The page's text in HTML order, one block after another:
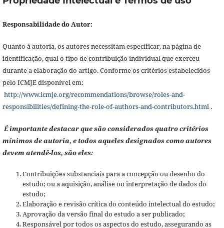
Responsabilidade do Autor:
Quanto à autoria, os autores necessitam especificar, na página de
identificação, qual o tipo de contribuição individual que exerceu
durante a elaboração do artigo. Conforme os critérios estabelecidos
pelo ICMJE disponível em:
http://www.icmje.org/recommendations/browse/roles-and-
responsibilities/defining-the-role-of-authors-and-contributors.html.
É importante destacar que são considerados quatro critérios
mínimos de autoria, e todos aqueles designados como autores
devem atendê-los, são eles:
Contribuições substanciais para a concepção ou desenho do
estudo; ou a aquisição, análise ou interpretação de dados do
estudo;
Elaboração e revisão crítica do conteúdo intelectual do estudo;
Aprovação da versão final do estudo a ser publicado;
Responsável por todos os aspectos do estudo, assegurando as